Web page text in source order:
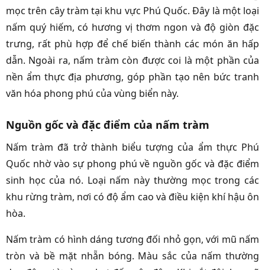
mọc trên cây tràm tại khu vực Phú Quốc. Đây là một loại
nấm quý hiếm, có hương vị thơm ngon và độ giòn đặc
trưng, rất phù hợp để chế biến thành các món ăn hấp
dẫn. Ngoài ra, nấm tràm còn được coi là một phần của
nền ẩm thực địa phương, góp phần tạo nên bức tranh
văn hóa phong phú của vùng biển này.
Nguồn gốc và đặc điểm của nấm tràm
Nấm tràm đã trở thành biểu tượng của ẩm thực Phú
Quốc nhờ vào sự phong phú về nguồn gốc và đặc điểm
sinh học của nó. Loại nấm này thường mọc trong các
khu rừng tràm, nơi có độ ẩm cao và điều kiện khí hậu ôn
hòa.
Nấm tràm có hình dáng tương đối nhỏ gọn, với mũ nấm
tròn và bề mặt nhẵn bóng. Màu sắc của nấm thường